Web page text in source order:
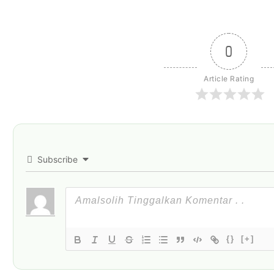
0
Article Rating
Subscribe
{} [+]